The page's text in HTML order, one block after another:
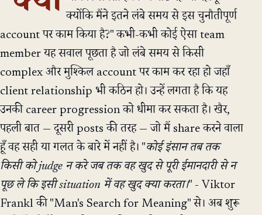
क्योंकि मैंने इतने लंबे समय से इस चुनौतीपूर्ण
account पर काम किया है?" कभी-कभी कोई ऐसा team
member यह सवाल पूछता है जो लंबे समय से किसी
complex और मुश्किल account पर काम कर रहा हो जहाँ
client relationship भी कठिन हो। उन्हें लगता है कि यह
उनकी career progression को धीमा कर सकता है। खैर,
पहली बात — दूसरी posts की तरह — जो मैं share करने वाला
हूँ वह सही या गलत के बारे में नहीं है। "कोई इंसान तब तक
किसी को judge न करे जब तक वह खुद से पूरी ईमानदारी से न
पूछ ले कि इसी situation में वह खुद क्या करता।" - Viktor
Frankl की "Man's Search for Meaning" से। अब शुरू